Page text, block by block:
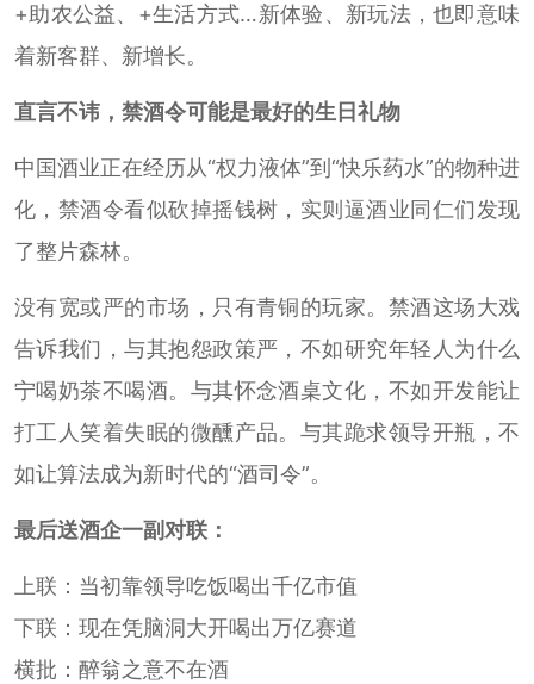
+助农公益、+生活方式…新体验、新玩法，也即意味
着新客群、新增长。
直言不讳，禁酒令可能是最好的生日礼物
中国酒业正在经历从“权力液体”到“快乐药水”的物种进
化，禁酒令看似砍掉摇钱树，实则逼酒业同仁们发现
了整片森林。
没有宽或严的市场，只有青铜的玩家。禁酒这场大戏
告诉我们，与其抱怨政策严，不如研究年轻人为什么
宁喝奶茶不喝酒。与其怀念酒桌文化，不如开发能让
打工人笑着失眠的微醺产品。与其跪求领导开瓶，不
如让算法成为新时代的“酒司令”。
最后送酒企一副对联：
上联：当初靠领导吃饭喝出千亿市值
下联：现在凭脑洞大开喝出万亿赛道
横批：醉翁之意不在酒